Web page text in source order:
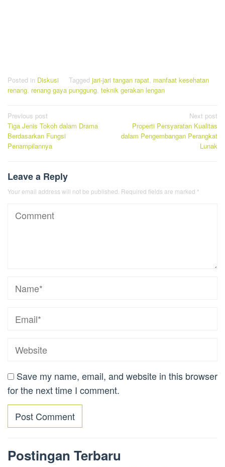
Posted in Diskusi Tagged jari-jari tangan rapat, manfaat kesehatan
renang, renang gaya punggung, teknik gerakan lengan
Post
navigation
Previous post
Tiga Jenis Tokoh dalam Drama
Berdasarkan Fungsi
Penampilannya
Next post
Properti Persyaratan Kualitas
dalam Pengembangan Perangkat
Lunak
Leave a Reply
Your email address will not be published. Required fields are marked *
Save my name, email, and website in this browser
for the next time I comment.
Postingan Terbaru